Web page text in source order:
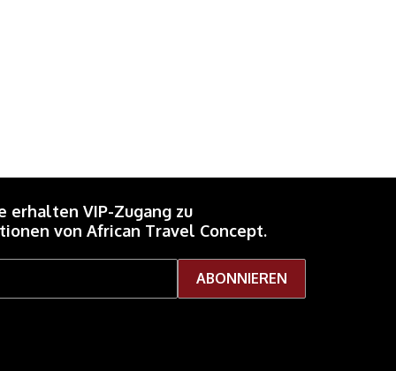
erhalten VIP-Zugang zu
von African Travel Concept.